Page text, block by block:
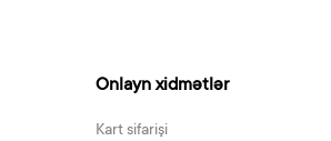
Onlayn xidmətlər
Kart sifarişi